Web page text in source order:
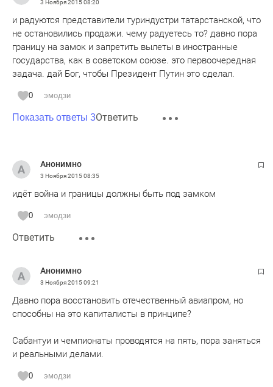
3 Ноября 201508:20
и радуются представители туриндустри татарстанской, что
не остановились продажи. чему радуетесь то? давно пора
границу на замок и запретить вылеты в иностранные
государства, как в советском союзе. это первоочередная
задача. дай Бог, чтобы Президент Путин это сделал.
0 эмодзи
Показать ответы 3Ответить
Анонимно
3 Ноября 201508:35
идёт война и границы должны быть под замком
0 эмодзи
Ответить
Анонимно
3 Ноября 201509:21
Давно пора восстановить отечественный авиапром, но
способны на это капиталисты в принципе?
Сабантуи и чемпионаты проводятся на пять, пора заняться
и реальными делами.
0 эмодзи